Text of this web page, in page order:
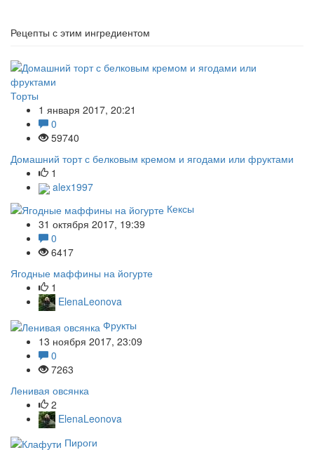
Рецепты с этим ингредиентом
Торты
1 января 2017, 20:21
0
59740
Домашний торт с белковым кремом и ягодами или фруктами
1
alex1997
Кексы
31 октября 2017, 19:39
0
6417
Ягодные маффины на йогурте
1
ElenaLeonova
Фрукты
13 ноября 2017, 23:09
0
7263
Ленивая овсянка
2
ElenaLeonova
Пироги